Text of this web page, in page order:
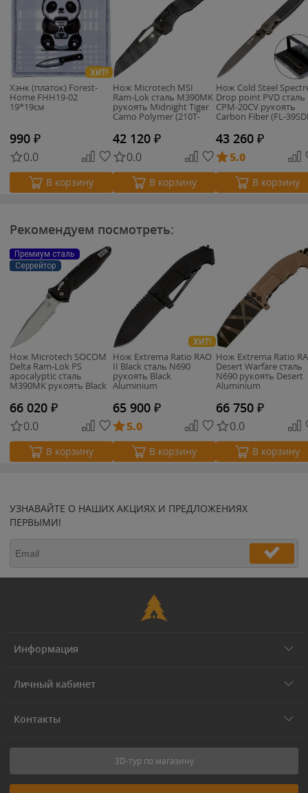
ХИТ!
Хэнк (платок) Forest-
Home FHH19-02
19*19см
990 ₽
0.0
В корзину
Нож Microtech MSI
Ram-Lok сталь M390MK
рукоять Midnight Tiger
Camo Polymer (210T-
1PMMTC-X8Z4)
42 120 ₽
0.0
В корзину
Нож Cold Steel
Drop point PVD сталь
CPM-20CV рукоять
Carbon Fiber (FL-
43 260 ₽
5.0
В корзину
Рекомендуем посмотреть:
Премиум сталь
Серрейтор
Нож Microtech SOCOM
Delta Ram-Lok PS
apocalyptic сталь
M390MK рукоять Black
Aluminium
66 020 ₽
0.0
В корзину
ХИТ!
Нож Extrema Ratio RAO
II Black сталь N690
рукоять Black
Aluminium
65 900 ₽
5.0
В корзину
Нож Extrema Ratio
Desert Warfare сталь
N690 рукоять Desert
Aluminium
66 750 ₽
0.0
В корзину
УЗНАВАЙТЕ О НАШИХ АКЦИЯХ И ПРЕДЛОЖЕНИЯХ
ПЕРВЫМИ!
Информация
Личный кабинет
Контакты
3D-тур по магазину